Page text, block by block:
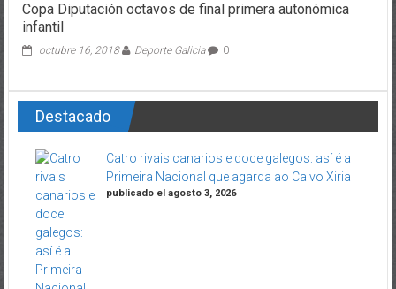
Copa Diputación octavos de final primera autonómica
infantil
octubre 16, 2018 Deporte Galicia 0
Destacado
Catro rivais canarios e doce galegos: así é a
Primeira Nacional que agarda ao Calvo Xiria
publicado el agosto 3, 2026